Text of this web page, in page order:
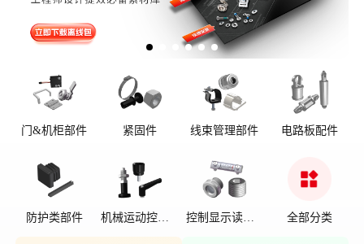
门&机柜部件 紧固件 线束管理部件 电路板配件
防护类部件
机械运动控制
控制显示读数
全部分类